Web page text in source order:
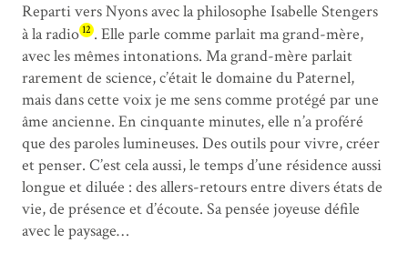
Reparti vers Nyons avec la philosophe Isabelle Stengers
à la radio 12 . Elle parle comme parlait ma grand-mère,
avec les mêmes intonations. Ma grand-mère parlait
rarement de science, c’était le domaine du Paternel,
mais dans cette voix je me sens comme protégé par une
âme ancienne. En cinquante minutes, elle n’a proféré
que des paroles lumineuses. Des outils pour vivre, créer
et penser. C’est cela aussi, le temps d’une résidence aussi
longue et diluée : des allers-retours entre divers états de
vie, de présence et d’écoute. Sa pensée joyeuse défile
avec le paysage…